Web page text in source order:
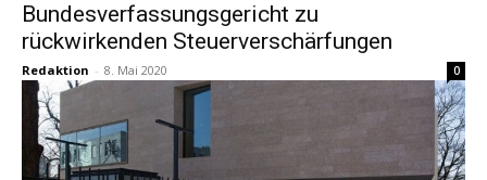
Bundesverfassungsgericht zu
rückwirkenden Steuerverschärfungen
Redaktion - 8. Mai 2020 0